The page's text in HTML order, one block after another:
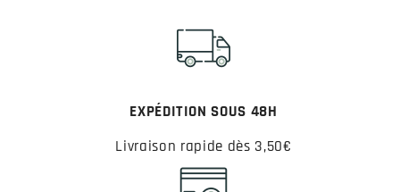
EXPÉDITION SOUS 48H
Livraison rapide dès 3,50€